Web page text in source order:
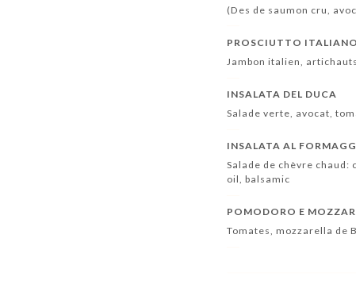
(Des de saumon cru,
PROSCIUTTO ITALIANO
Jambon italien,
INSALATA DEL DUCA
Salade verte, avocat,
INSALATA AL
Salade de chèvre
oil, balsamic
POMODORO E
Tomates, mozzarella de